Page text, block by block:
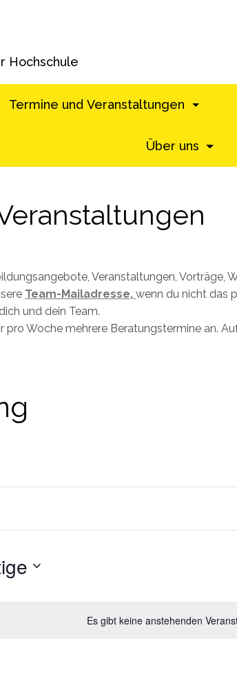
Hochschule
Termine und Veranstaltungen
Über uns
Veranstaltungen, Vorträge,
Team-Mailadresse, wenn du nicht das
und dein Team.
Woche mehrere Beratungstermine an.
Es gibt keine anstehenden